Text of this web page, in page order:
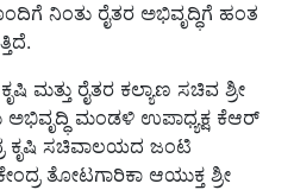
ನಿಂತು ರೈತರ ಅಭಿವೃದ್ಧಿಗೆ ಹಂತ
ಮತ್ತು ರೈತರ ಕಲ್ಯಾಣ ಸಚಿವ ಶ್ರೀ
ಮಂಡಳಿ ಉಪಾಧ್ಯಕ್ಷ ಕೆಆರ್
ಕೃಷಿ ಸಚಿವಾಲಯದ ಜಂಟಿ
ತೋಟಗಾರಿಕಾ ಆಯುಕ್ತ ಶ್ರೀ